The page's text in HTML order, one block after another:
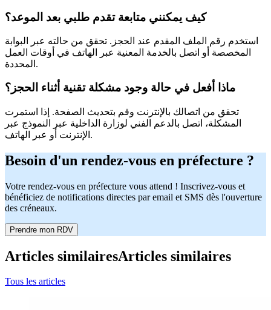
كيف يمكنني متابعة تقدم طلبي بعد الموعد؟
استخدم رقم الملف المقدم عند الحجز. تحقق من حالته عبر البوابة
المخصصة أو اتصل بالخدمة المعنية عبر الهاتف في أوقات العمل
المحددة.
ماذا أفعل في حالة وجود مشكلة تقنية أثناء الحجز؟
تحقق من اتصالك بالإنترنت وقم بتحديث الصفحة. إذا استمرت
المشكلة، اتصل بالدعم الفني لوزارة الداخلية عبر النموذج عبر
الإنترنت أو عبر الهاتف.
Besoin d'un rendez-vous en préfecture ?
Votre rendez-vous en préfecture vous attend ! Inscrivez-vous et
bénéficiez de notifications directes par email et SMS dès l'ouverture
des créneaux.
Prendre mon RDV
Articles similairesArticles similaires
Tous les articles